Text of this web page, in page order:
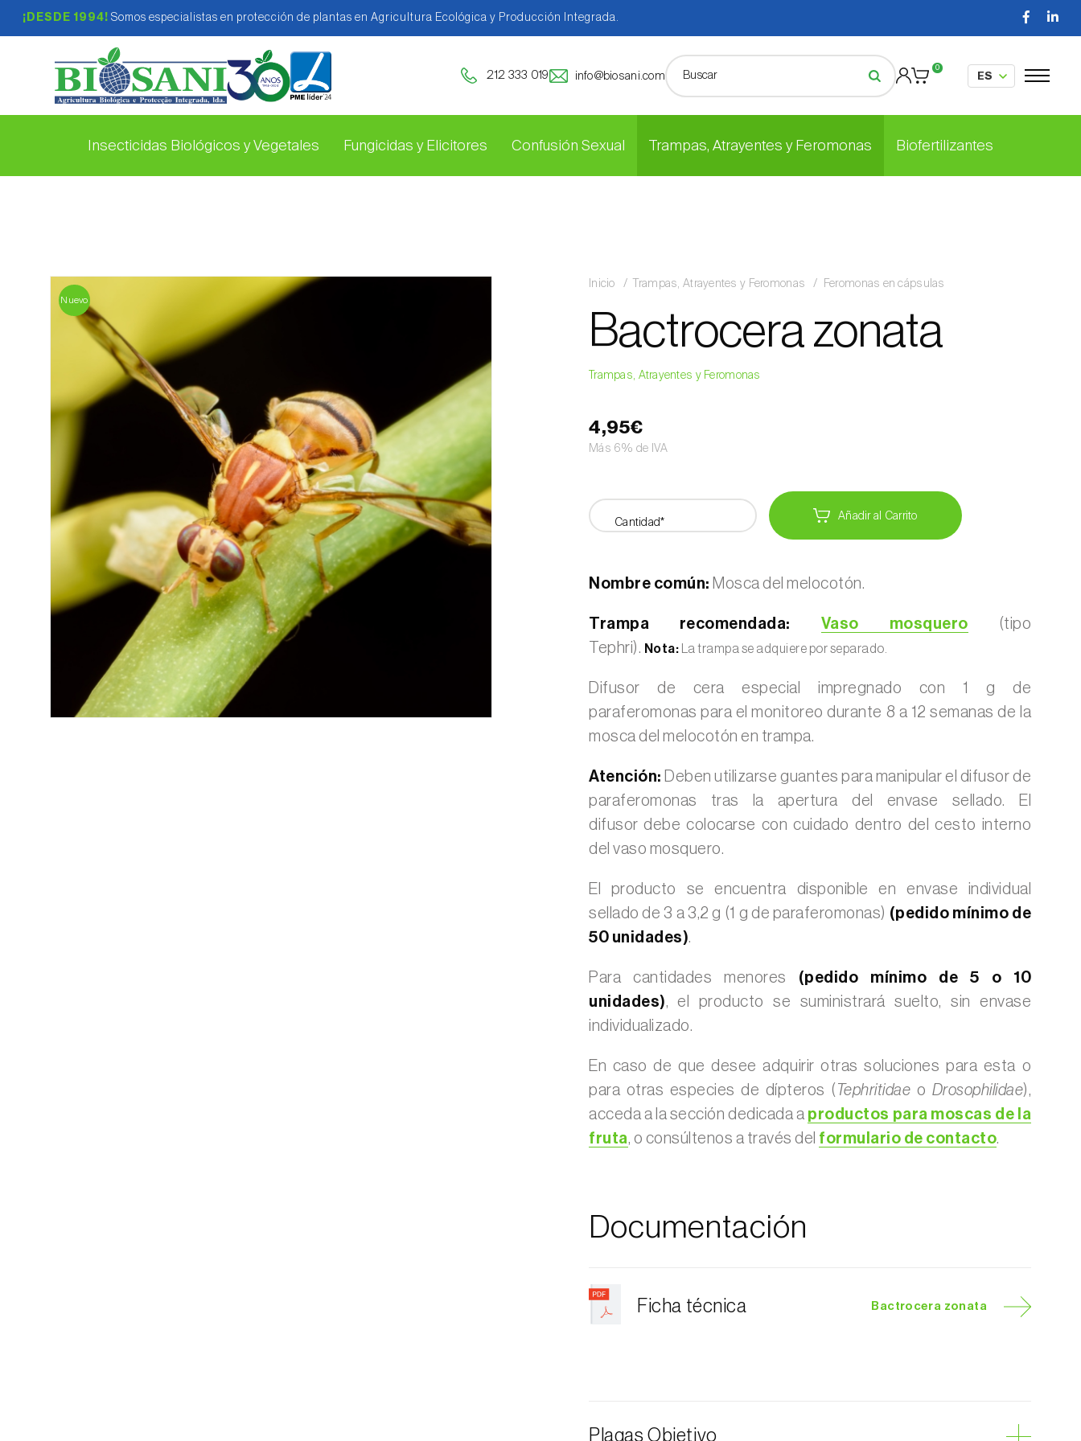
¡DESDE 1994! Somos especialistas en protección de plantas en Agricultura Ecológica y Producción Integrada.
212 333 019 info@biosani.com
0
Insecticidas Biológicos y Vegetales Fungicidas y Elicitores Confusión Sexual Trampas, Atrayentes y Feromonas Biofertilizantes
Nuevo
Inicio Trampas, Atrayentes y Feromonas Feromonas en cápsulas
Bactrocera zonata
Trampas, Atrayentes y Feromonas
4,95€
Más 6% de IVA
Cantidad* Añadir al Carrito
Nombre común: Mosca del melocotón.
Trampa recomendada: Vaso mosquero (tipo
Tephri). Nota: La trampa se adquiere por separado.
Difusor de cera especial impregnado con 1 g de
paraferomonas para el monitoreo durante 8 a 12 semanas de la
mosca del melocotón en trampa.
Atención: Deben utilizarse guantes para manipular el difusor de
paraferomonas tras la apertura del envase sellado. El
difusor debe colocarse con cuidado dentro del cesto interno
del vaso mosquero.
El producto se encuentra disponible en envase individual
sellado de 3 a 3,2 g (1 g de paraferomonas) (pedido mínimo de
50 unidades).
Para cantidades menores (pedido mínimo de 5 o 10
unidades), el producto se suministrará suelto, sin envase
individualizado.
En caso de que desee adquirir otras soluciones para esta o
para otras especies de dípteros ( Tephritidae o Drosophilidae),
acceda a la sección dedicada a productos para moscas de la
fruta, o consúltenos a través del formulario de contacto.
Documentación
Ficha técnica Bactrocera zonata
Plagas Objetivo